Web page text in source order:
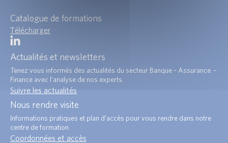
Catalogue de formations
Télécharger
Actualités et newsletters
Tenez vous informés des actualités du secteur Banque – Assurance –
Finance avec l’analyse de nos experts.
Suivre les actualités
Nous rendre visite
Informations pratiques et plan d’accès pour vous rendre dans notre
centre de formation.
Coordonnées et accès